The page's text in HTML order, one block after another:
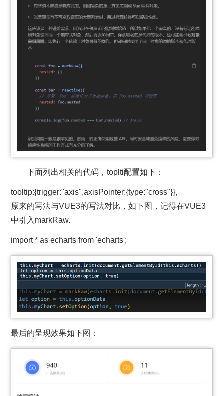
下面列出相关的代码，toplti配置如下：
tooltip:{trigger:"axis",axisPointer:{type:"cross"}},
原来的写法与VUE3的写法对比，如下图，记得在VUE3
中引入markRaw.
import * as echarts from 'echarts';
最后的呈现效果如下图：